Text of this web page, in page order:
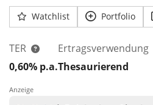
Watchlist Portfolio
TER
0,60% p.a.
Ertragsverwendung
Thesaurierend
Anzeige